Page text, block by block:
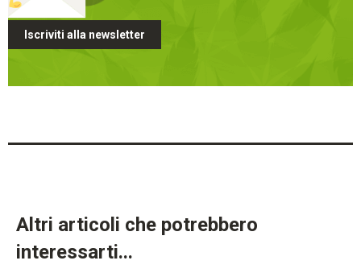
Iscriviti alla newsletter
Altri articoli che potrebbero
interessarti...